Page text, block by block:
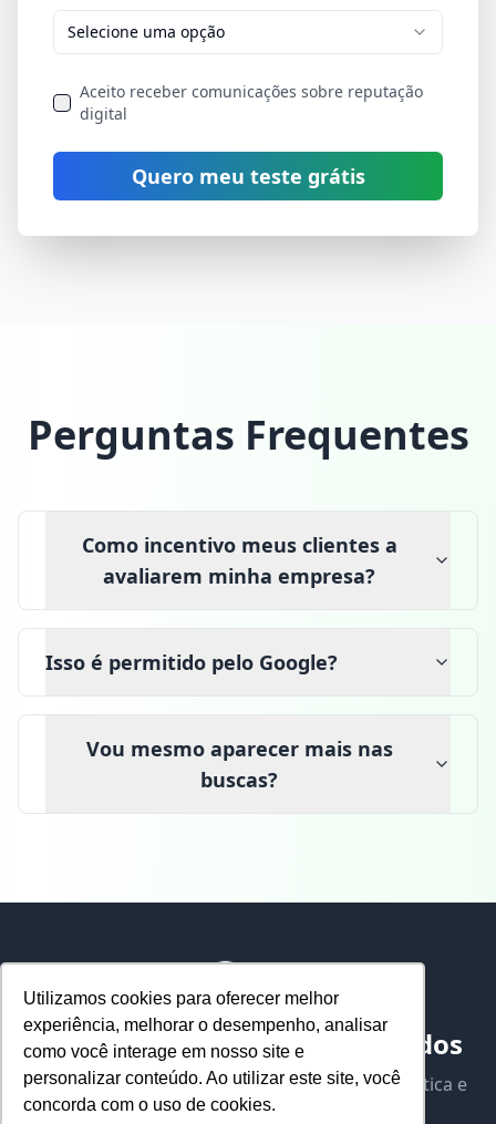
Utilizamos cookies para oferecer melhor
experiência, melhorar o desempenho, analisar
como você interage em nosso site e
personalizar conteúdo. Ao utilizar este site, você
concorda com o uso de cookies.
Selecione uma opção
Aceito receber comunicações sobre reputação
digital
Quero meu teste grátis
Perguntas Frequentes
Como incentivo meus clientes a
avaliarem minha empresa?
Isso é permitido pelo Google?
Vou mesmo aparecer mais nas
buscas?
Onflag Marketing de Resultados
Transformando reputações digitais de forma ética e
eficaz